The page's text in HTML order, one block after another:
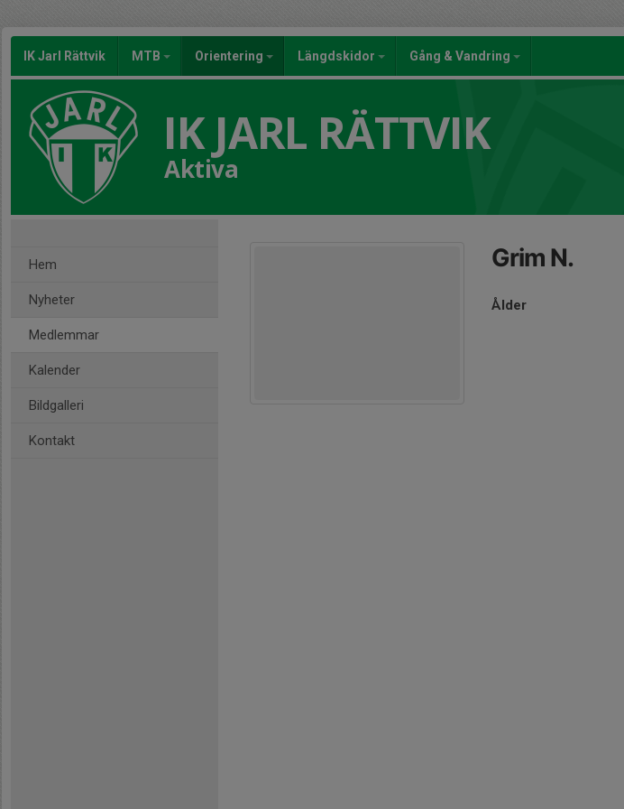
IK Jarl Rättvik MTB Orientering Längdskidor Gång & Vandring
IK JARL RÄTTVIK
Aktiva
Hem
Nyheter
Medlemmar
Kalender
Bildgalleri
Kontakt
Grim N.
Ålder